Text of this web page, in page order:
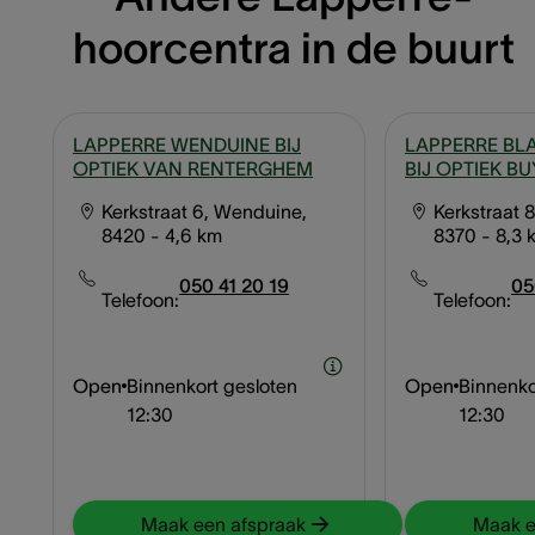
hoorcentra in de buurt
LAPPERRE WENDUINE BIJ
OPTIEK VAN RENTERGHEM
Kerkstraat 6, Wenduine,
8420 - 4,6 km
Telefoon:
050 41 20 19
Open Binnenkort gesloten
12:30
Maak een afspraak
LAPPERRE
BIJ OPTIEK
Kerkstraat
8370 - 8,3
Telefoon:
Open
12:30
Maak